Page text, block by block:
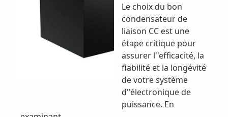
Le choix du bon
condensateur de
liaison CC est une
étape critique pour
assurer l''efficacité, la
fiabilité et la longévité
de votre système
d''électronique de
puissance. En